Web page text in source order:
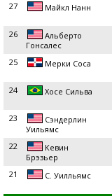
27 Майкл Нанн
26
Альберто
Гонсалес
25 Мерки Соса
24 Хосе Сильва
23
Сэндерлин
Уильямс
22
Кевин
Брэзьер
21 С. Уилльямс